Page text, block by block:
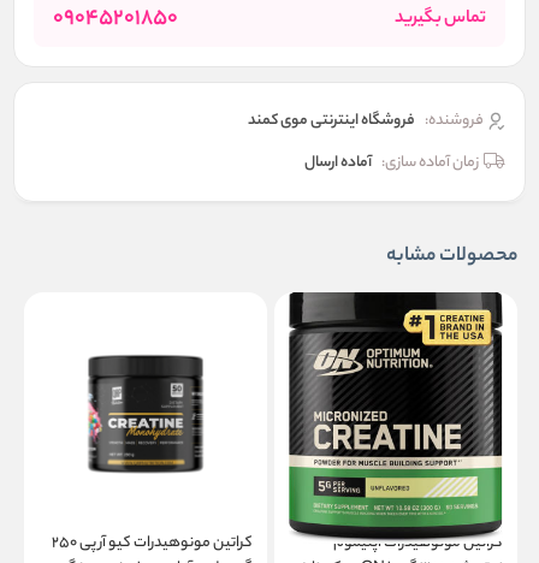
تماس بگیرید 09045201850
فروشنده: فروشگاه اینترنتی موی کمند
زمان آماده سازی: آماده ارسال
محصولات مشابه
کراتین مونوهیدرات اپتیموم
کراتین مونوهیدرات کیو آر پی ۲۵۰